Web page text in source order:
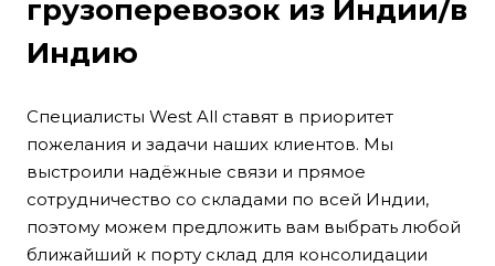
грузоперевозок из Индии/в
Индию
Специалисты West All ставят в приоритет
пожелания и задачи наших клиентов. Мы
выстроили надёжные связи и прямое
сотрудничество со складами по всей Индии,
поэтому можем предложить вам выбрать любой
ближайший к порту склад для консолидации